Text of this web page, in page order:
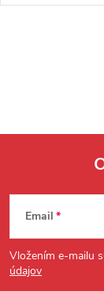
Zápätie
Email
Vložením e-mailu
údajov